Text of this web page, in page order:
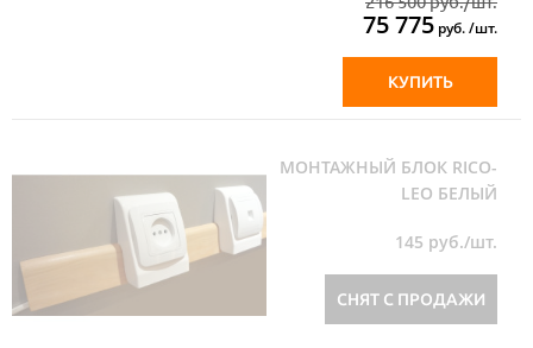
75 775 руб. /шт.
КУПИТЬ
МОНТАЖНЫЙ БЛОК RICO-
LEO БЕЛЫЙ
145 руб./шт.
СНЯТ С ПРОДАЖИ